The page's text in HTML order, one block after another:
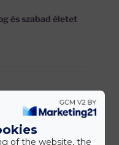
és szabad életet
of the website, the